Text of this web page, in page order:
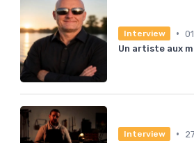
Interview •
Un artiste aux
Interview •